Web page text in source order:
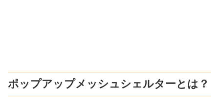
ポップアップメッシュシェルターとは？